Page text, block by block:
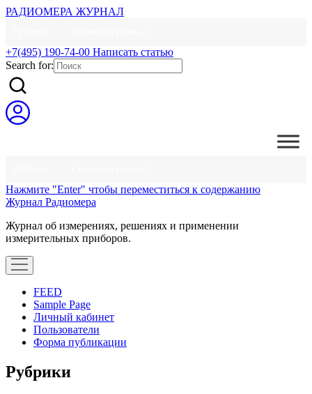
РАДИОМЕРА ЖУРНАЛ
+7(495) 190-74-00 Написать статью
Search for:
Нажмите "Enter" чтобы переместиться к содержанию
Журнал Радиомера
Журнал об измерениях, решениях и применении
измерительных приборов.
открыть
меню
FEED
Sample Page
Личный кабинет
Пользователи
Форма публикации
Сайдбар
Рубрики